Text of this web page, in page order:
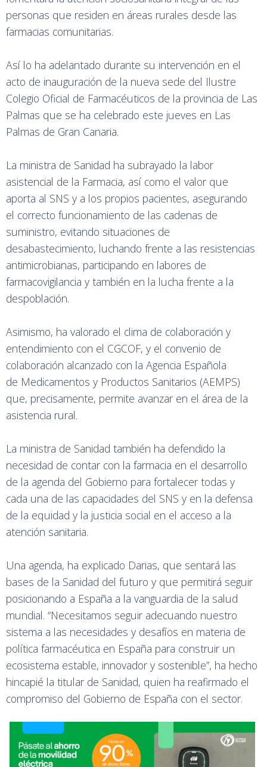
personas que residen en áreas rurales desde las
farmacias comunitarias.
Así lo ha adelantado durante su intervención en el
acto de inauguración de la nueva sede del Ilustre
Colegio Oficial de Farmacéuticos de la provincia de Las
Palmas que se ha celebrado este jueves en Las
Palmas de Gran Canaria.
La ministra de Sanidad ha subrayado la labor
asistencial de la Farmacia, así como el valor que
aporta al SNS y a los propios pacientes, asegurando
el correcto funcionamiento de las cadenas de
suministro, evitando situaciones de
desabastecimiento, luchando frente a las resistencias
antimicrobianas, participando en labores de
farmacovigilancia y también en la lucha frente a la
despoblación.
Asimismo, ha valorado el clima de colaboración y
entendimiento con el CGCOF, y el convenio de
colaboración alcanzado con la Agencia Española
de Medicamentos y Productos Sanitarios (AEMPS)
que, precisamente, permite avanzar en el área de la
asistencia rural.
La ministra de Sanidad también ha defendido la
necesidad de contar con la farmacia en el desarrollo
de la agenda del Gobierno para fortalecer todas y
cada una de las capacidades del SNS y en la defensa
de la equidad y la justicia social en el acceso a la
atención sanitaria.
Una agenda, ha explicado Darias, que sentará las
bases de la Sanidad del futuro y que permitirá seguir
posicionando a España a la vanguardia de la salud
mundial. “Necesitamos seguir adecuando nuestro
sistema a las necesidades y desafíos en materia de
política farmacéutica en España para construir un
ecosistema estable, innovador y sostenible”, ha hecho
hincapié la titular de Sanidad, quien ha reafirmado el
compromiso del Gobierno de España con el sector.